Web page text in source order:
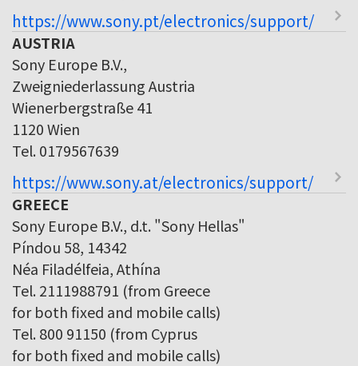
https://www.sony.pt/electronics/support/
AUSTRIA
Sony Europe B.V.,
Zweigniederlassung Austria
Wienerbergstraße 41
1120 Wien
Tel. 0179567639
https://www.sony.at/electronics/support/
GREECE
Sony Europe B.V., d.t. "Sony Hellas"
Píndou 58, 14342
Néa Filadélfeia, Athína
Tel. 2111988791 (from Greece
for both fixed and mobile calls)
Tel. 800 91150 (from Cyprus
for both fixed and mobile calls)